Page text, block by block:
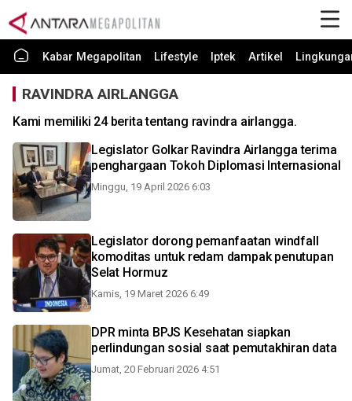
Kabar Megapolitan Lifestyle Iptek Artikel
RAVINDRA AIRLANGGA
Kami memiliki 24 berita tentang ravindra airlangga.
Legislator Golkar Ravindra Airlangga terima
penghargaan Tokoh Diplomasi Internasional
Minggu, 19 April 2026 6:03
Legislator dorong pemanfaatan windfall
komoditas untuk redam dampak penutupan
Selat Hormuz
Kamis, 19 Maret 2026 6:49
DPR minta BPJS Kesehatan siapkan
perlindungan sosial saat pemutakhiran data
Jumat, 20 Februari 2026 4:51